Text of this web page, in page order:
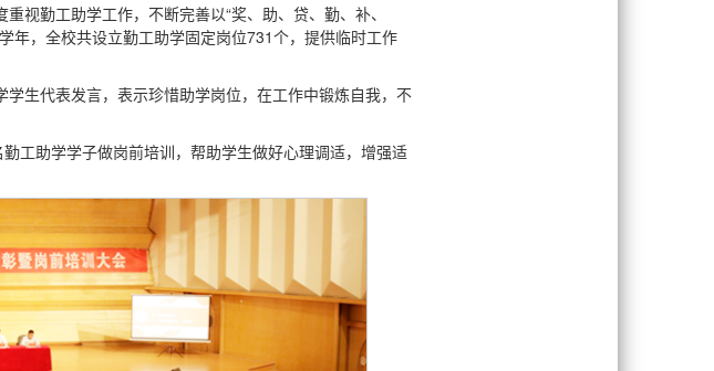
视勤工助学工作，不断完善以“奖、助、贷、勤、补、
年，全校共设立勤工助学固定岗位731个，提供临时工作
生代表发言，表示珍惜助学岗位，在工作中锻炼自我，不
工助学学子做岗前培训，帮助学生做好心理调适，增强适